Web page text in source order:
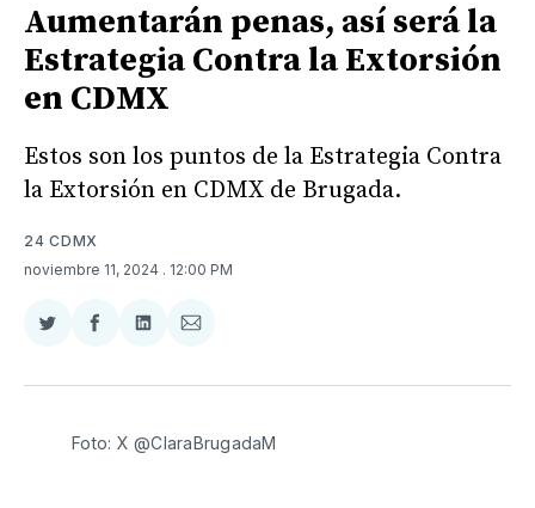
Aumentarán penas, así será la
Estrategia Contra la Extorsión
en CDMX
Estos son los puntos de la Estrategia Contra
la Extorsión en CDMX de Brugada.
24 CDMX
noviembre 11, 2024 . 12:00 PM
Compartir
Twitter
Compartir
Facebook
Compartir
LinkedIn
Compartir
Email
Foto: X @ClaraBrugadaM